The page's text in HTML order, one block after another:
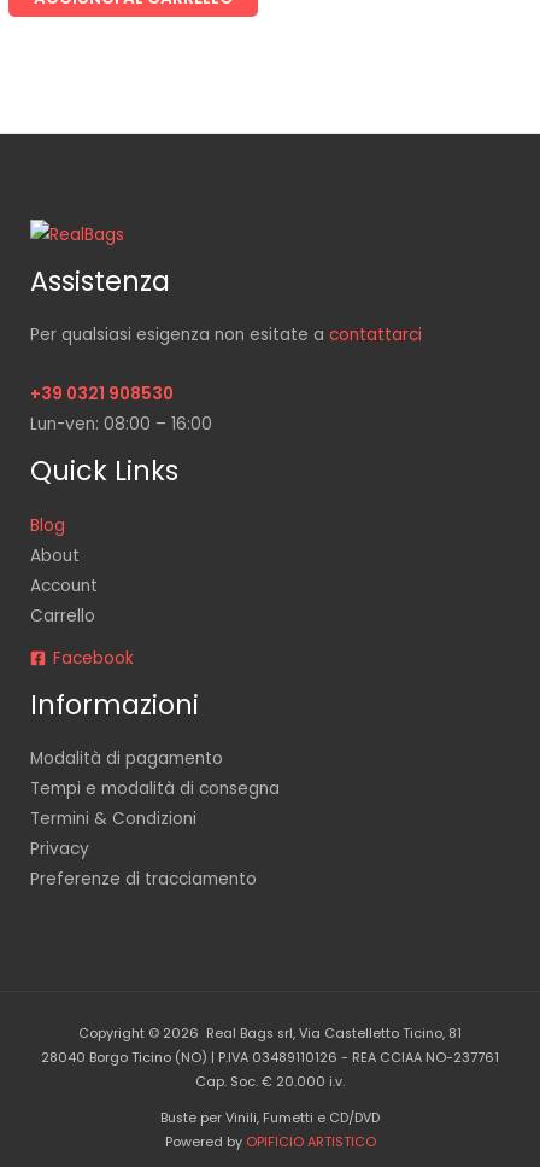
Assistenza
Per qualsiasi esigenza non esitate a contattarci
+39 0321 908530
Lun-ven: 08:00 – 16:00
Quick Links
Blog
About
Account
Carrello
Facebook
Informazioni
Modalità di pagamento
Tempi e modalità di consegna
Termini & Condizioni
Privacy
Preferenze di tracciamento
Copyright © 2026 Real Bags srl, Via Castelletto Ticino, 81
28040 Borgo Ticino (NO) | P.IVA 03489110126 - REA CCIAA NO-237761
Cap. Soc. € 20.000 i.v.
Buste per Vinili, Fumetti e CD/DVD
Powered by OPIFICIO ARTISTICO